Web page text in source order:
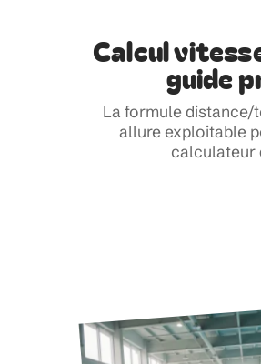
Calcul
guide
La formule distance/
allure exploitable
calculateur